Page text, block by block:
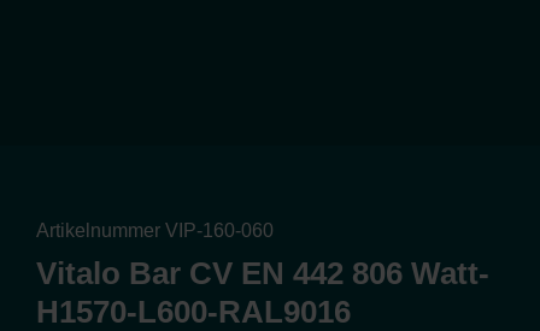
Artikelnummer VIP-160-060
Vitalo Bar CV EN 442 806 Watt-
H1570-L600-RAL9016